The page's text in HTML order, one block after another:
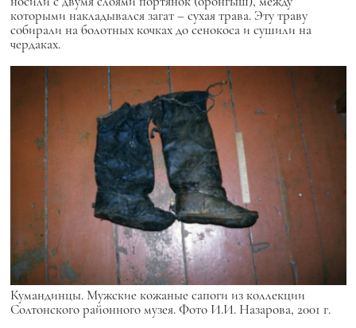
которыми накладывался загат – сухая трава. Эту траву
собирали на болотных кочках до сенокоса и сушили на
чердаках.
Кумандинцы. Мужские кожаные сапоги из коллекции
Солтонского районного музея. Фото И.И. Назарова, 2001 г.